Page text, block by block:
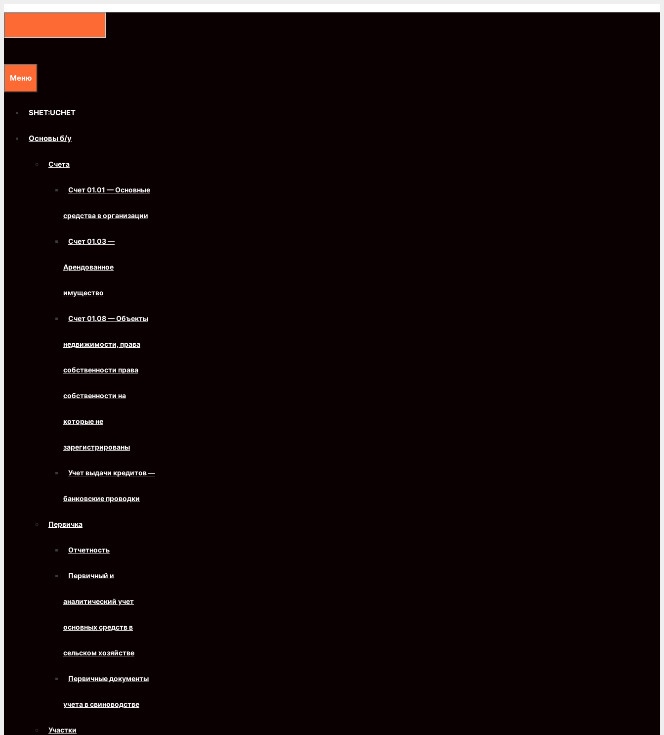
Меню
SHET:UCHET
Основы б/у
Счета
Счет 01.01 — Основные
средства в организации
Счет 01.03 —
Арендованное
имущество
Счет 01.08 — Объекты
недвижимости, права
собственности права
собственности на
которые не
зарегистрированы
Учет выдачи кредитов —
банковские проводки
Первичка
Отчетность
Первичный и
аналитический учет
основных средств в
сельском хозяйстве
Первичные документы
учета в свиноводстве
Участки